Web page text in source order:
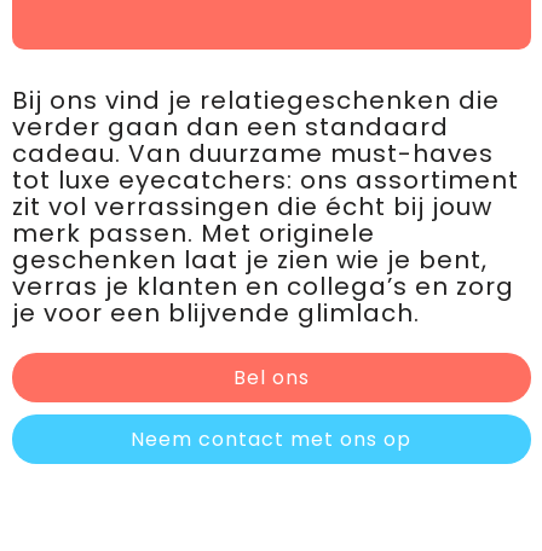
Bij ons vind je relatiegeschenken die
verder gaan dan een standaard
cadeau. Van duurzame must-haves
tot luxe eyecatchers: ons assortiment
zit vol verrassingen die écht bij jouw
merk passen. Met originele
geschenken laat je zien wie je bent,
verras je klanten en collega’s en zorg
je voor een blijvende glimlach.
Bel ons
Neem contact met ons op